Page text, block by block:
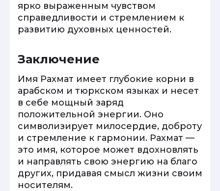
ярко выраженным чувством
справедливости и стремлением к
развитию духовных ценностей.
Заключение
Имя Рахмат имеет глубокие корни в
арабском и тюркском языках и несет
в себе мощный заряд
положительной энергии. Оно
символизирует милосердие, доброту
и стремление к гармонии. Рахмат —
это имя, которое может вдохновлять
и направлять свою энергию на благо
других, придавая смысл жизни своим
носителям.